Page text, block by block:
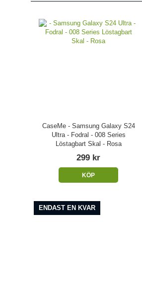
CaseMe - Samsung Galaxy S24
Ultra - Fodral - 008 Series
Löstagbart Skal - Rosa
299 kr
KÖP
ENDAST EN KVAR